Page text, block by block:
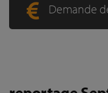
Demande